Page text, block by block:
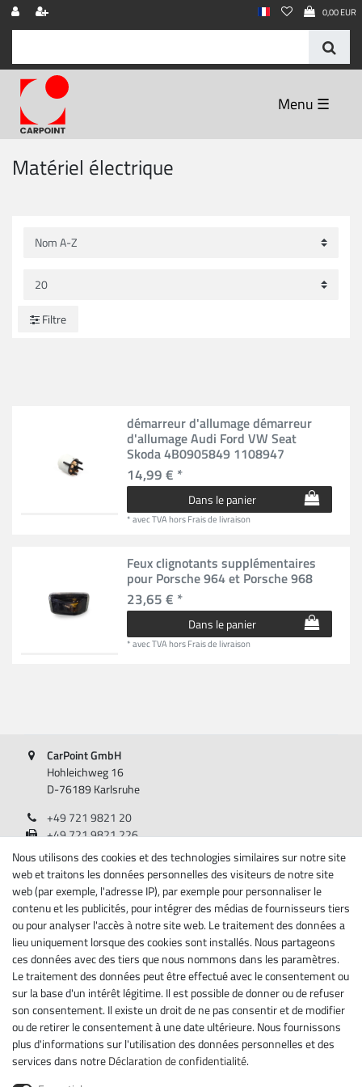
0,00 EUR
☰
Matériel électrique
Filtre
démarreur d'allumage démarreur
d'allumage Audi Ford VW Seat
Skoda 4B0905849 1108947
14,99 € *
Dans le panier
*avec TVAhorsFrais de livraison
Feux clignotants supplémentaires
pour Porsche 964 et Porsche 968
23,65 € *
Dans le panier
*avec TVAhorsFrais de livraison
CarPoint GmbH
Hohleichweg 16
D-76189 Karlsruhe
+49 721 9821 20
+49 721 9821 226
Lundi - Vendredi, 08:00 - 17:00
Renseignements
A propos de nous
Mentions légales
Déclaration de confidentialité
Conditions générales
Droit de rétractation
Rétracter le contrat ici
Contact
Newsletter
Nous utilisons des cookies et des technologies similaires sur notre site
web et traitons les données personnelles des visiteurs de notre site
web (par exemple, l'adresse IP), par exemple pour personnaliser le
contenu et les publicités, pour intégrer des médias de fournisseurs tiers
ou pour analyser l'accès à notre site web. Le traitement des données a
lieu uniquement lorsque des cookies sont installés. Nous partageons
ces données avec des tiers que nous nommons dans les paramètres.
Le traitement des données peut être effectué avec le consentement ou
sur la base d'un intérêt légitime. Il est possible de donner ou de refuser
son consentement. Il existe un droit de ne pas consentir et de modifier
ou de retirer le consentement à une date ultérieure. Nous fournissons
plus d'informations sur l'utilisation des données personnelles et des
services dans notreDéclaration de confidentialité.